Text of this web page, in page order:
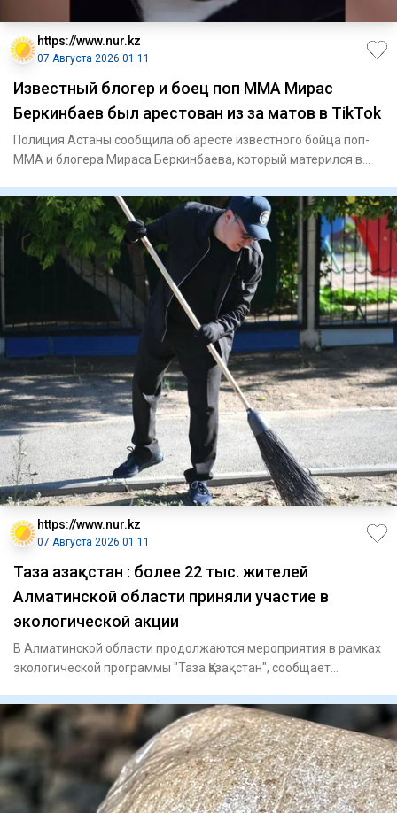
https://www.nur.kz
07 Августа 2026 01:11
Известный блогер и боец поп ММА Мирас
Беркинбаев был арестован из за матов в TikTok
Полиция Астаны сообщила об аресте известного бойца поп-
ММА и блогера Мираса Беркинбаева, который матерился в
https://www.nur.kz
07 Августа 2026 01:11
Таза Қазақстан : более 22 тыс. жителей
Алматинской области приняли участие в
экологической акции
В Алматинской области продолжаются мероприятия в рамках
экологической программы "Таза Қазақстан", сообщает